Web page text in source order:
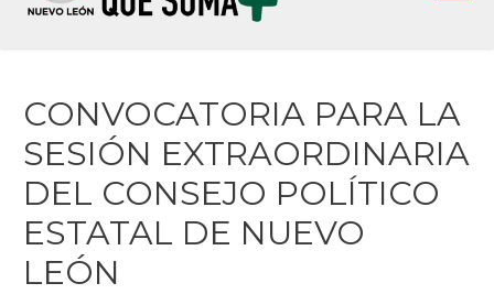
CONVOCATORIA PARA LA
SESIÓN EXTRAORDINARIA
DEL CONSEJO POLÍTICO
ESTATAL DE NUEVO
LEÓN